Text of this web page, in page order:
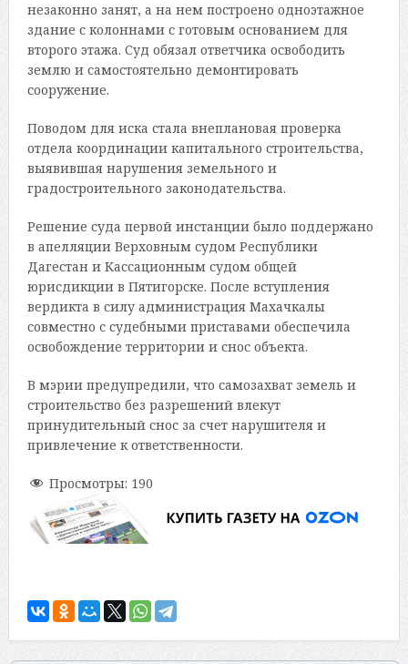
незаконно занят, а на нем построено одноэтажное
здание с колоннами с готовым основанием для
второго этажа. Суд обязал ответчика освободить
землю и самостоятельно демонтировать
сооружение.
Поводом для иска стала внеплановая проверка
отдела координации капитального строительства,
выявившая нарушения земельного и
градостроительного законодательства.
Решение суда первой инстанции было поддержано
в апелляции Верховным судом Республики
Дагестан и Кассационным судом общей
юрисдикции в Пятигорске. После вступления
вердикта в силу администрация Махачкалы
совместно с судебными приставами обеспечила
освобождение территории и снос объекта.
В мэрии предупредили, что самозахват земель и
строительство без разрешений влекут
принудительный снос за счет нарушителя и
привлечение к ответственности.
Просмотры: 190